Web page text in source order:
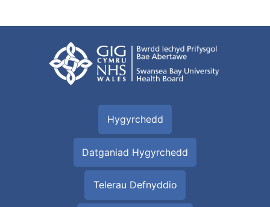
Hygyrchedd
Datganiad Hygyrchedd
Telerau Defnyddio